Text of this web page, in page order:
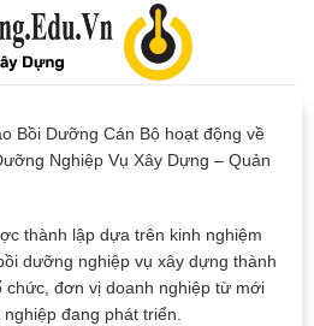
Bồi Dưỡng Cán Bộ hoạt động về
Nghiệp Vụ Xây Dựng – Quản
thành lập dựa trên kinh nghiệm
dưỡng nghiệp vụ xây dựng thành
chức, đơn vị doanh nghiệp từ mới
đang phát triển.